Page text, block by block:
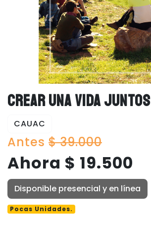
CREAR UNA VIDA JUNTOS
CAUAC
Antes $ 39.000
Ahora $ 19.500
Disponible presencial y en línea
Pocas Unidades.